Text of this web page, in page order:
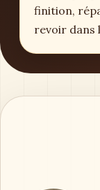
finition,
revoir dans